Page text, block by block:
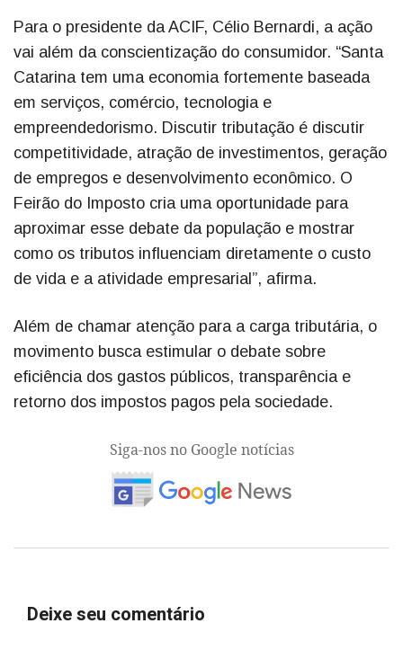
Para o presidente da ACIF, Célio Bernardi, a ação
vai além da conscientização do consumidor. “Santa
Catarina tem uma economia fortemente baseada
em serviços, comércio, tecnologia e
empreendedorismo. Discutir tributação é discutir
competitividade, atração de investimentos, geração
de empregos e desenvolvimento econômico. O
Feirão do Imposto cria uma oportunidade para
aproximar esse debate da população e mostrar
como os tributos influenciam diretamente o custo
de vida e a atividade empresarial”, afirma.
Além de chamar atenção para a carga tributária, o
movimento busca estimular o debate sobre
eficiência dos gastos públicos, transparência e
retorno dos impostos pagos pela sociedade.
Siga-nos no Google notícias
Deixe seu comentário